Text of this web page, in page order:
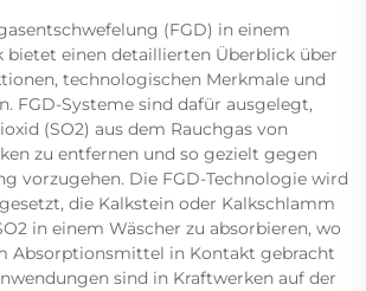
(FGD) in einem
bietet einen detaillierten Überblick über
technologischen Merkmale und
FGD-Systeme sind dafür ausgelegt,
(SO2) aus dem Rauchgas von
zu entfernen und so gezielt gegen
vorzugehen. Die FGD-Technologie wird
die Kalkstein oder Kalkschlamm
in einem Wäscher zu absorbieren, wo
Absorptionsmittel in Kontakt gebracht
sind in Kraftwerken auf der